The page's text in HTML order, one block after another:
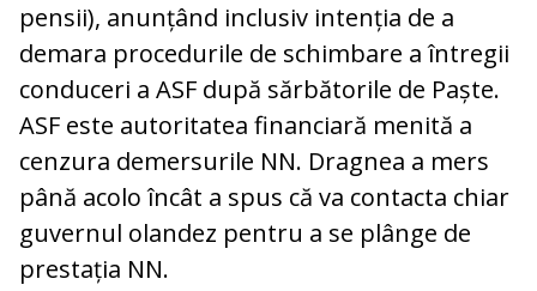
pensii), anunțând inclusiv intenția de a
demara procedurile de schimbare a întregii
conduceri a ASF după sărbătorile de Paște.
ASF este autoritatea financiară menită a
cenzura demersurile NN. Dragnea a mers
până acolo încât a spus că va contacta chiar
guvernul olandez pentru a se plânge de
prestația NN.